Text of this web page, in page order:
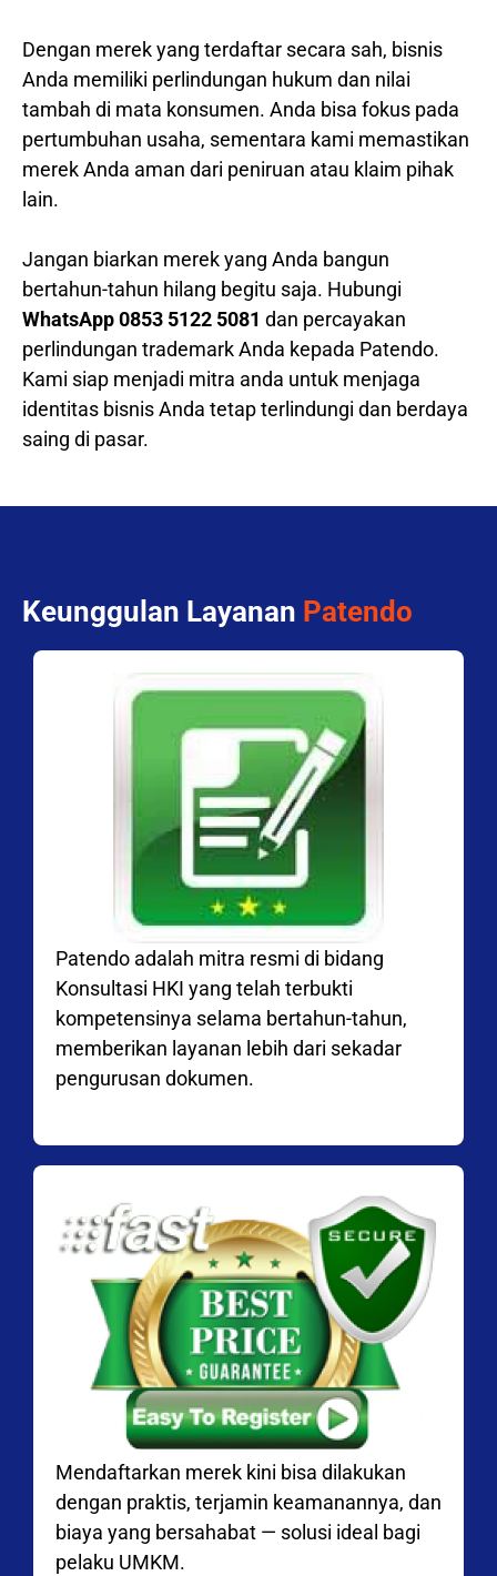
Dengan merek yang terdaftar secara sah, bisnis
Anda memiliki perlindungan hukum dan nilai
tambah di mata konsumen. Anda bisa fokus pada
pertumbuhan usaha, sementara kami memastikan
merek Anda aman dari peniruan atau klaim pihak
lain.
Jangan biarkan merek yang Anda bangun
bertahun-tahun hilang begitu saja. Hubungi
WhatsApp 0853 5122 5081 dan percayakan
perlindungan trademark Anda kepada Patendo.
Kami siap menjadi mitra anda untuk menjaga
identitas bisnis Anda tetap terlindungi dan berdaya
saing di pasar.
Keunggulan Layanan Patendo
Patendo adalah mitra resmi di bidang
Konsultasi HKI yang telah terbukti
kompetensinya selama bertahun-tahun,
memberikan layanan lebih dari sekadar
pengurusan dokumen.
Mendaftarkan merek kini bisa dilakukan
dengan praktis, terjamin keamanannya, dan
biaya yang bersahabat — solusi ideal bagi
pelaku UMKM.